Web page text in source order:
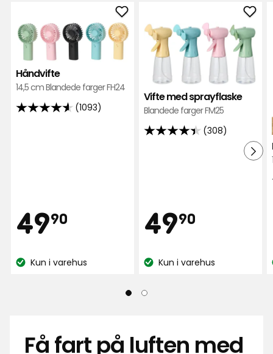
Håndvifte
14,5 cm Blandede farger FH24
(1093)
4.6
anmeldelser
Pris
4990
kr
Lagerbalanse:
Kun i varehus
Legg
til
Håndvifte
i
favoritter
Vifte med sprayflaske
Blandede farger FM25
(308)
4.4
på
308
Pris
4990
kr
Lagerbalanse:
Kun i varehus
Legg
til
Vifte
med
Få fart på luften med